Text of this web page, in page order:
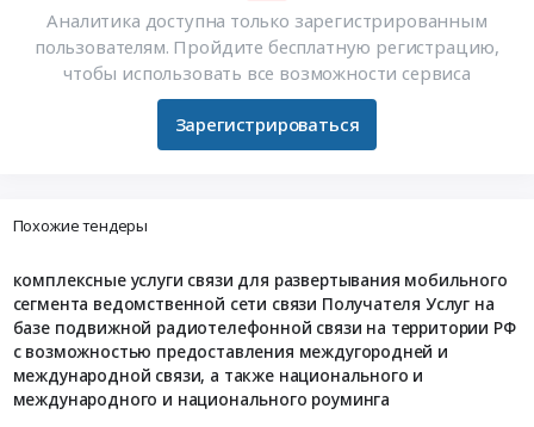
Аналитика доступна только зарегистрированным
пользователям. Пройдите бесплатную регистрацию,
чтобы использовать все возможности сервиса
Зарегистрироваться
Похожие тендеры
комплексные услуги связи для развертывания мобильного
сегмента ведомственной сети связи Получателя Услуг на
базе подвижной радиотелефонной связи на территории РФ
с возможностью предоставления междугородней и
международной связи, а также национального и
международного и национального роуминга